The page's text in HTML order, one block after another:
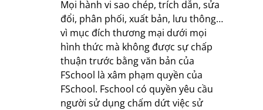
Mọi hành vi sao chép, trích dẫn, sửa
đổi, phân phối, xuất bản, lưu thông…
vì mục đích thương mại dưới mọi
hình thức mà không được sự chấp
thuận trước bằng văn bản của
FSchool là xâm phạm quyền của
FSchool. Fschool có quyền yêu cầu
người sử dụng chấm dứt việc sử